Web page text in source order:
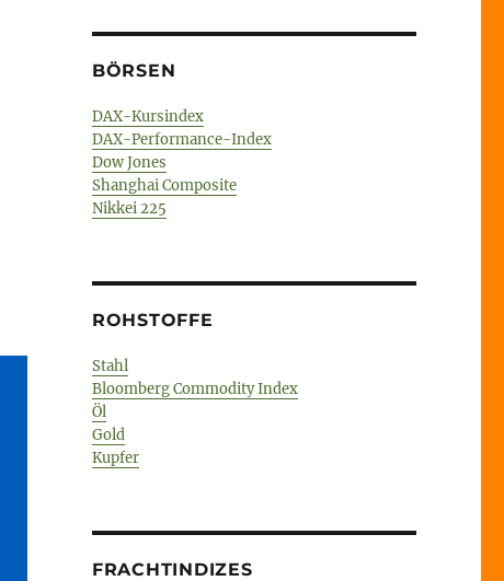
BÖRSEN
DAX-Kursindex
DAX-Performance-Index
Dow Jones
Shanghai Composite
Nikkei 225
ROHSTOFFE
Stahl
Bloomberg Commodity Index
Öl
Gold
Kupfer
FRACHTINDIZES